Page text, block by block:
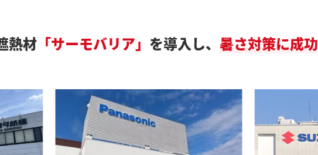
熱材「サーモバリア」 を導入し、 暑さ対策に成功